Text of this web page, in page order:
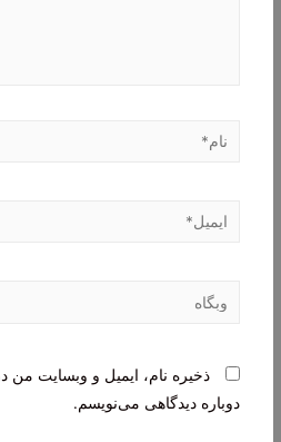
نام*
ایمیل*
وبگاه
ذخیره نام، ایمیل و وبسایت من
دوباره دیدگاهی می‌نویسم.